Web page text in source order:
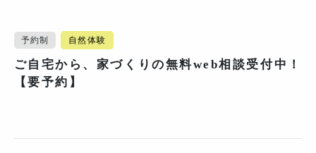
予約制 自然体験
ご自宅から、家づくりの無料web相談受付中！
【要予約】